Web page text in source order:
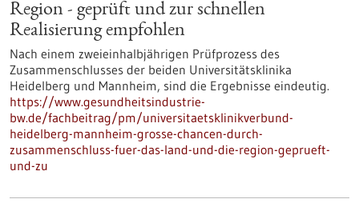
Region - geprüft und zur schnellen
Realisierung empfohlen
Nach einem zweieinhalbjährigen Prüfprozess des
Zusammenschlusses der beiden Universitätsklinika
Heidelberg und Mannheim, sind die Ergebnisse eindeutig.
https://www.gesundheitsindustrie-
bw.de/fachbeitrag/pm/universitaetsklinikverbund-
heidelberg-mannheim-grosse-chancen-durch-
zusammenschluss-fuer-das-land-und-die-region-geprueft-
und-zu